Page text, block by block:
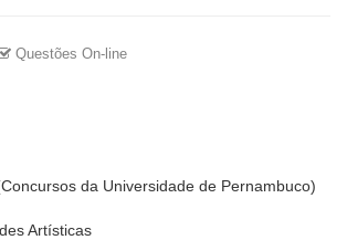
Questões On-line
da Universidade de Pernambuco)
Artísticas